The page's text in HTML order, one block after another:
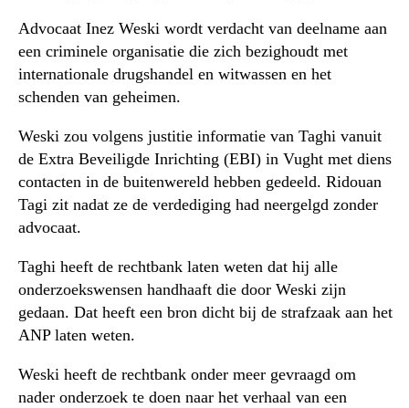
Advocaat Inez Weski wordt verdacht van deelname aan
een criminele organisatie die zich bezighoudt met
internationale drugshandel en witwassen en het
schenden van geheimen.
Weski zou volgens justitie informatie van Taghi vanuit
de Extra Beveiligde Inrichting (EBI) in Vught met diens
contacten in de buitenwereld hebben gedeeld. Ridouan
Tagi zit nadat ze de verdediging had neergelgd zonder
advocaat.
Taghi heeft de rechtbank laten weten dat hij alle
onderzoekswensen handhaaft die door Weski zijn
gedaan. Dat heeft een bron dicht bij de strafzaak aan het
ANP laten weten.
Weski heeft de rechtbank onder meer gevraagd om
nader onderzoek te doen naar het verhaal van een